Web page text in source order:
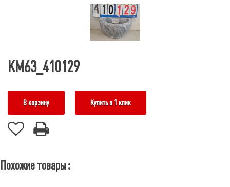
КМ63_410129
В корзину Купить в 1 клик
Похожие товары :